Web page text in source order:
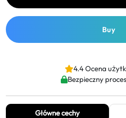
Buy
4.4 Ocena
Bezpieczny
Główne cechy